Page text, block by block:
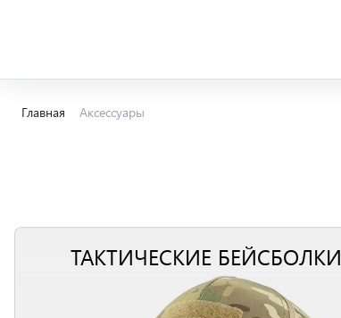
Главная Аксессуары
ТАКТИЧЕСКИЕ БЕЙСБОЛКИ